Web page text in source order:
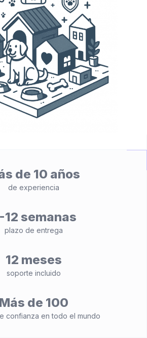
de 10 años
de experiencia
12 semanas
plazo de entrega
12 meses
soporte incluido
Más de 100
confianza en todo el mundo